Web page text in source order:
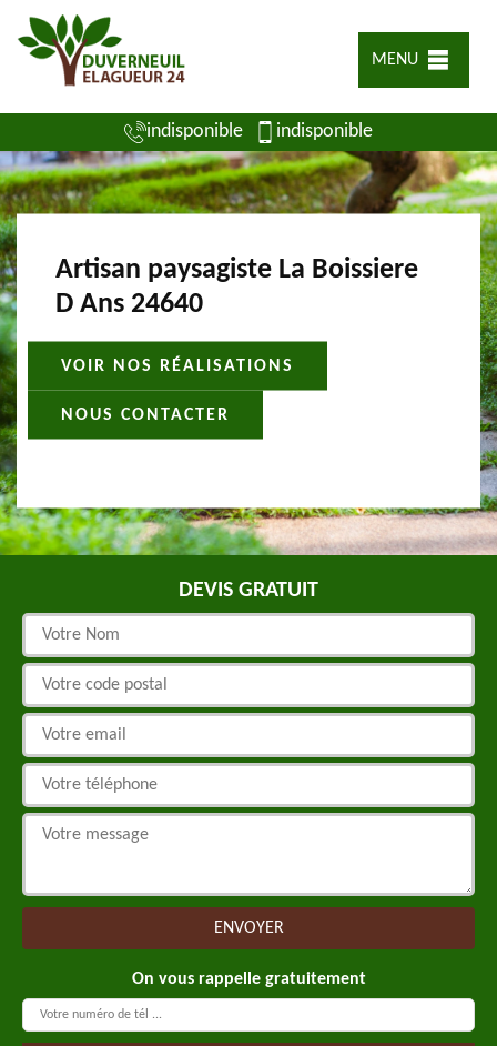
MENU
indisponible indisponible
Artisan paysagiste La Boissiere
D Ans 24640
VOIR NOS RÉALISATIONS
NOUS CONTACTER
DEVIS GRATUIT
On vous rappelle gratuitement